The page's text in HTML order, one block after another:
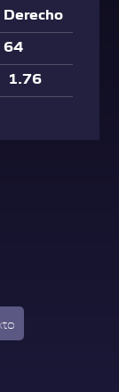
Derecho
64
1.76